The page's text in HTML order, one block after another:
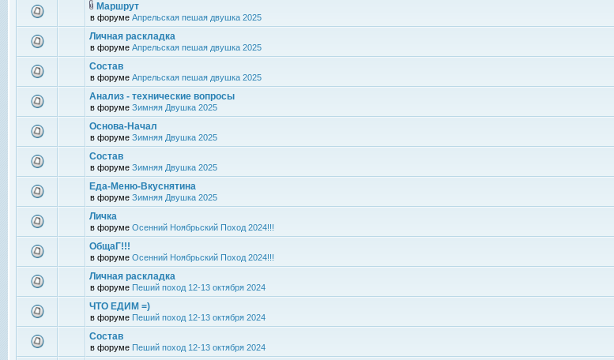
Маршрут
в форуме Апрельская пешая двушка 2025
Личная раскладка
в форуме Апрельская пешая двушка 2025
Состав
в форуме Апрельская пешая двушка 2025
Анализ - технические вопросы
в форуме Зимняя Двушка 2025
Основа-Начал
в форуме Зимняя Двушка 2025
Состав
в форуме Зимняя Двушка 2025
Еда-Меню-Вкуснятина
в форуме Зимняя Двушка 2025
Личка
в форуме Осенний Ноябрьский Поход 2024!!!
ОбщаГ!!!
в форуме Осенний Ноябрьский Поход 2024!!!
Личная раскладка
в форуме Пеший поход 12-13 октября 2024
ЧТО ЕДИМ =)
в форуме Пеший поход 12-13 октября 2024
Состав
в форуме Пеший поход 12-13 октября 2024